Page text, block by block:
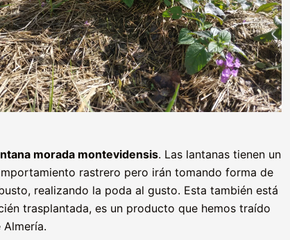
morada montevidensis. Las lantanas tienen un
rastrero pero irán tomando forma de
realizando la poda al gusto. Esta también está
trasplantada, es un producto que hemos traído
Almería.